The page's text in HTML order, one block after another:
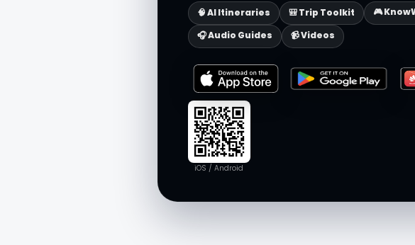
🧠 AI Itineraries 🎒 Trip Toolkit
🎮
🎧 Audio Guides
📹 Videos
iOS / Android